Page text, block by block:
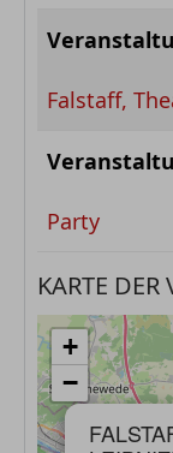
Falstaff,
Party
KARTE DER
+
−